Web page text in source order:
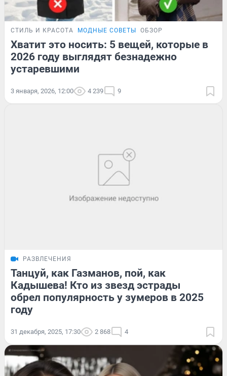
СТИЛЬ И КРАСОТА МОДНЫЕ СОВЕТЫ ОБЗОР
Хватит это носить: 5 вещей, которые в
2026 году выглядят безнадежно
устаревшими
3 января, 2026, 12:00 4 239 9
РАЗВЛЕЧЕНИЯ
Танцуй, как Газманов, пой, как
Кадышева! Кто из звезд эстрады
обрел популярность у зумеров в 2025
году
31 декабря, 2025, 17:30 2 868 4